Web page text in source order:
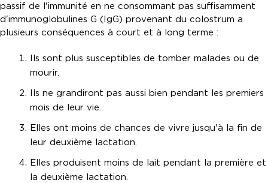
passif de l'immunité en ne consommant pas suffisamment
d'immunoglobulines G (IgG) provenant du colostrum a
plusieurs conséquences à court et à long terme :
Ils sont plus susceptibles de tomber malades ou de
mourir.
Ils ne grandiront pas aussi bien pendant les premiers
mois de leur vie.
Elles ont moins de chances de vivre jusqu'à la fin de
leur deuxième lactation.
Elles produisent moins de lait pendant la première et
la deuxième lactation.